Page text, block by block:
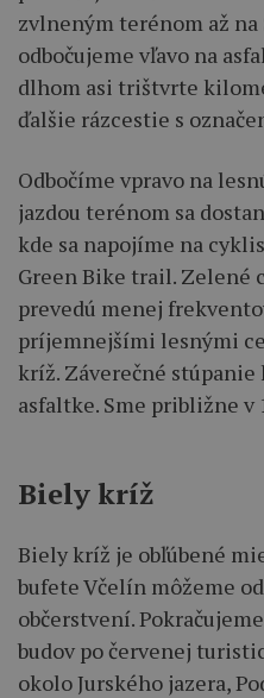
zvlneným terénom až na
odbočujeme vľavo na
dlhom asi trištvrte
ďalšie rázcestie s
Odbočíme vpravo na
jazdou terénom sa
kde sa napojíme na
Green Bike trail. Zelené
prevedú menej
príjemnejšími lesnými
kríž. Záverečné
asfaltke. Sme približne v
Biely kríž
Biely kríž je obľúbené
bufete Včelín môžeme
občerstvení.
budov po červenej
okolo Jurského jazera,